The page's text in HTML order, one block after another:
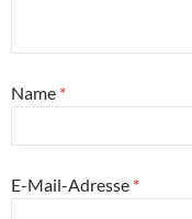
Name *
E-Mail-Adresse *